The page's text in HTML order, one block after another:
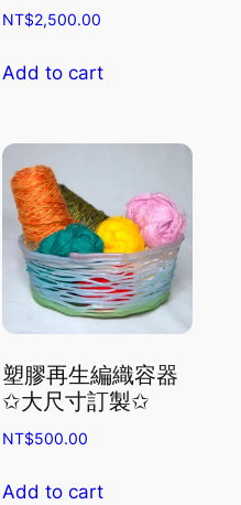
NT$2,500.00
Add to cart
塑膠再生編織容器
✩大尺寸訂製✩
NT$500.00
Add to cart